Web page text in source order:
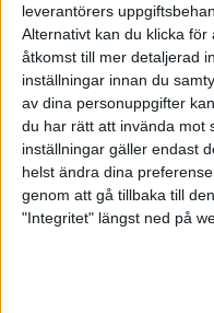
leverantörers
Alternativt kan du klicka
åtkomst till mer detaljerad
inställningar innan du
av dina personuppgifter
du har rätt att invända mot
inställningar gäller endast
helst ändra dina
genom att gå tillbaka till
"Integritet" längst ned på
Fullt
vårsäsongen
20 januari 2024 20:17